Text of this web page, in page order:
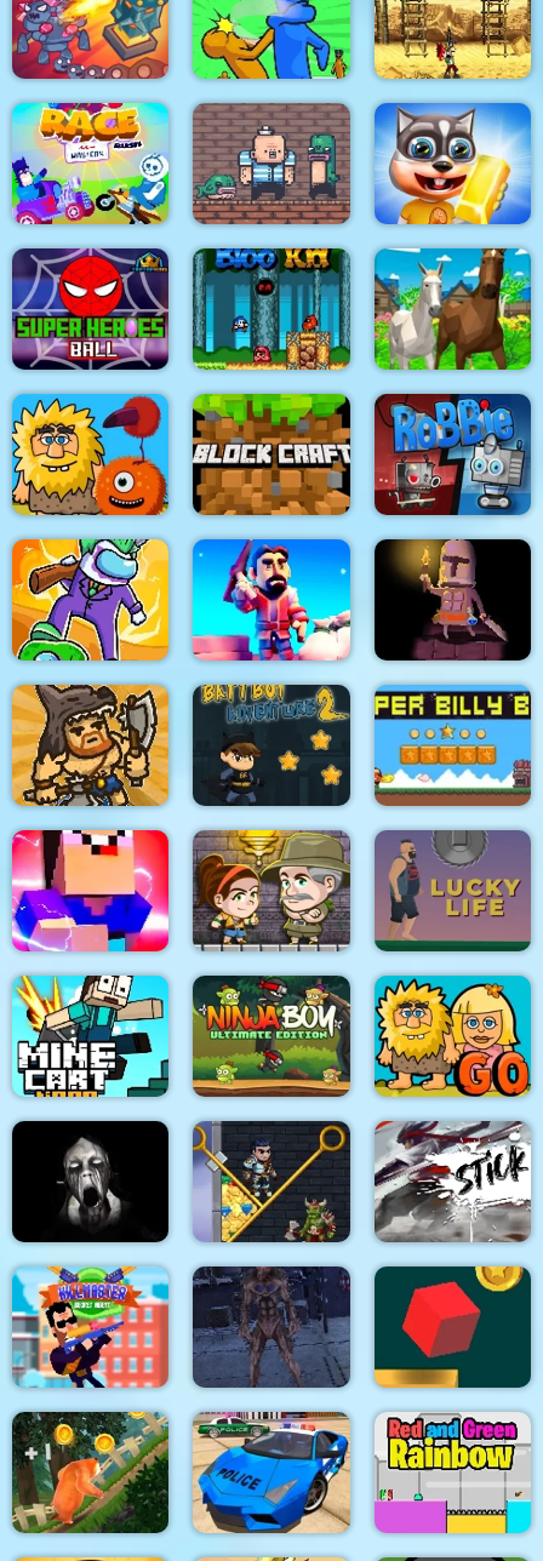
Dumb Ways To Die
Original
Noob Hero Attitude
Space Frontier
Online
King Rugni Tower
Defense
Slap & Run Alpha Guns
Race Masters Rush Pirate Bombs 2 Cat Runner
Super Heroes Ball Bloo Kid
Horse Family Animal
Simulator 3D
Adam and Eve Aliens Block Craft 3D
Impostors vs
Zombies: Survival
Crafty Miner Offline Rogue
Dangerous
Adventure 2
Battboy Adventure 2 Super Billy Boy
Noob Vs pro 1 Aztec Adventure Lucky Life
Mine Cart Noob
Ninja Boy Ultimate
Edition
Adam and Eve GO
Slendrina Must Die:
The House
Help the Hero Stick Fight Combo
KillMaster Secret
Agent
Deep Space Horror:
Outpost
Jump out of maze